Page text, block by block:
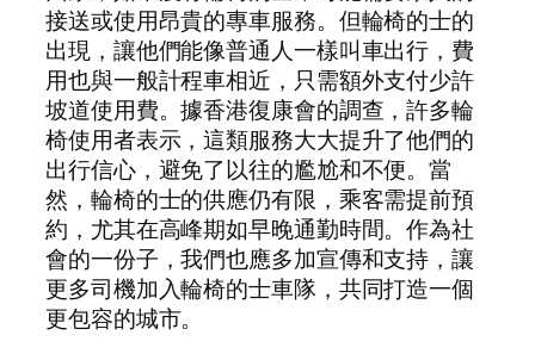
接送或使用昂貴的專車服務。但輪椅的士的
出現，讓他們能像普通人一樣叫車出行，費
用也與一般計程車相近，只需額外支付少許
坡道使用費。據香港復康會的調查，許多輪
椅使用者表示，這類服務大大提升了他們的
出行信心，避免了以往的尷尬和不便。當
然，輪椅的士的供應仍有限，乘客需提前預
約，尤其在高峰期如早晚通勤時間。作為社
會的一份子，我們也應多加宣傳和支持，讓
更多司機加入輪椅的士車隊，共同打造一個
更包容的城市。